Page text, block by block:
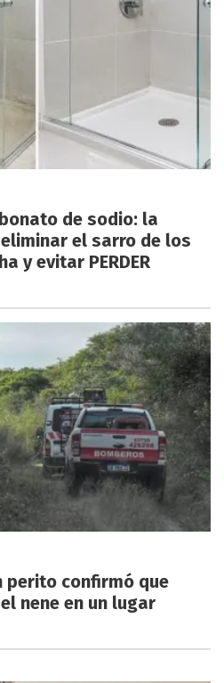
de sodio: la
eliminar el sarro de los
y evitar PERDER
perito confirmó que
nene en un lugar